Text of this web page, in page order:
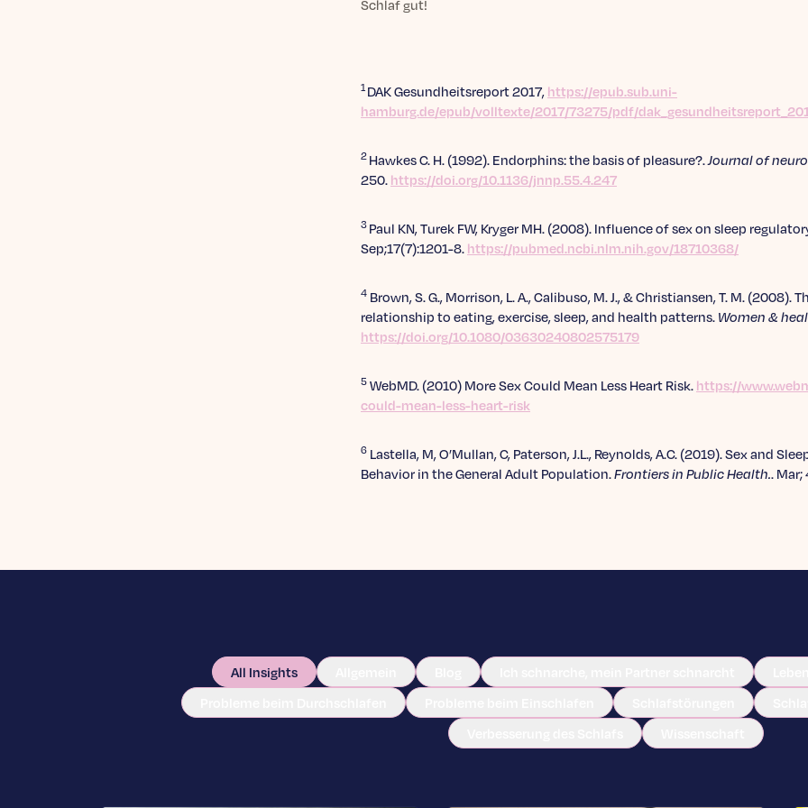
Schlaf gut!
1 DAK Gesundheitsreport 2017, https://epub.sub.uni-
hamburg.de/epub/volltexte/2017/73275/pdf/
2 Hawkes C. H. (1992). Endorphins: the basis of pleasure?.Journal of
250. https://doi.org/10.1136/jnnp.55.4.247
3 Paul KN, Turek FW, Kryger MH. (2008). Influence of sex on sleep
Sep;17(7):1201-8. https://pubmed.ncbi.nlm.nih.gov/18710368/
4 Brown, S. G., Morrison, L. A., Calibuso, M. J., & Christiansen, T. M.
relationship to eating, exercise, sleep, and health patterns. Women &
https://doi.org/10.1080/03630240802575179
5 WebMD. (2010) More Sex Could Mean Less Heart Risk. https://
could-mean-less-heart-risk
6 Lastella, M, O’Mullan, C, Paterson, J.L., Reynolds, A.C. (2019). Sex and
Behavior in the General Adult Population.Frontiers in Public Health.. Mar;
All Insights